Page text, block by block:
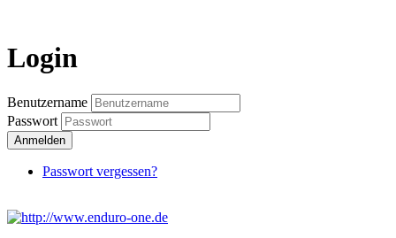
Login
Benutzername
Passwort
Anmelden
Passwort vergessen?